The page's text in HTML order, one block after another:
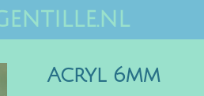
Acryl 6mm